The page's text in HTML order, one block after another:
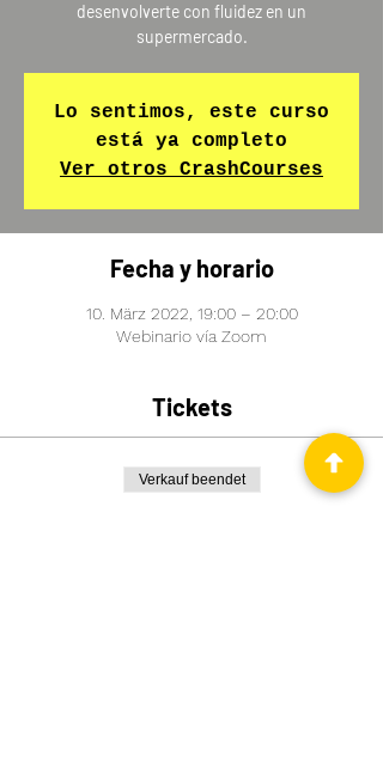
desenvolverte con fluidez en un
supermercado.
Lo sentimos, este curso
está ya completo
Ver otros CrashCourses
Fecha y horario
10. März 2022, 19:00 – 20:00
Webinario vía Zoom
Tickets
Verkauf beendet